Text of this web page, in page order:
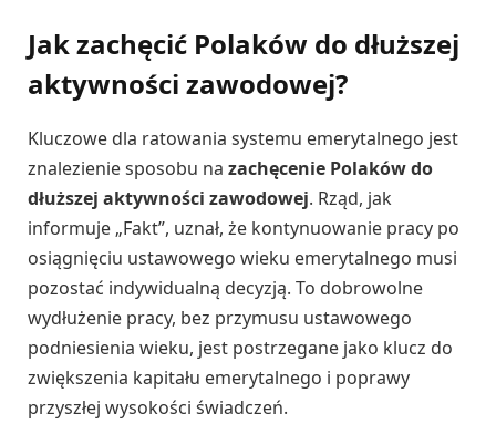
Jak zachęcić Polaków do dłuższej
aktywności zawodowej?
Kluczowe dla ratowania systemu emerytalnego jest
znalezienie sposobu na zachęcenie Polaków do
dłuższej aktywności zawodowej. Rząd, jak
informuje „Fakt”, uznał, że kontynuowanie pracy po
osiągnięciu ustawowego wieku emerytalnego musi
pozostać indywidualną decyzją. To dobrowolne
wydłużenie pracy, bez przymusu ustawowego
podniesienia wieku, jest postrzegane jako klucz do
zwiększenia kapitału emerytalnego i poprawy
przyszłej wysokości świadczeń.